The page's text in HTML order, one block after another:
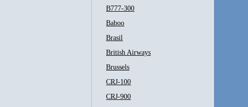
B777-300
Baboo
Brasil
British Airways
Brussels
CRJ-100
CRJ-900